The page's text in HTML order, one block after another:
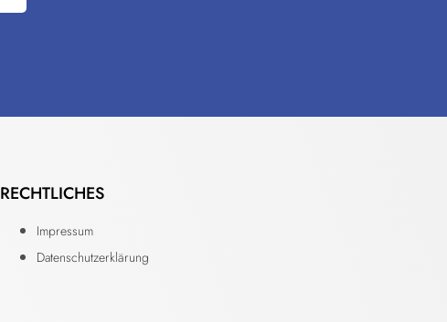
RECHTLICHES
Impressum
Datenschutzerklärung